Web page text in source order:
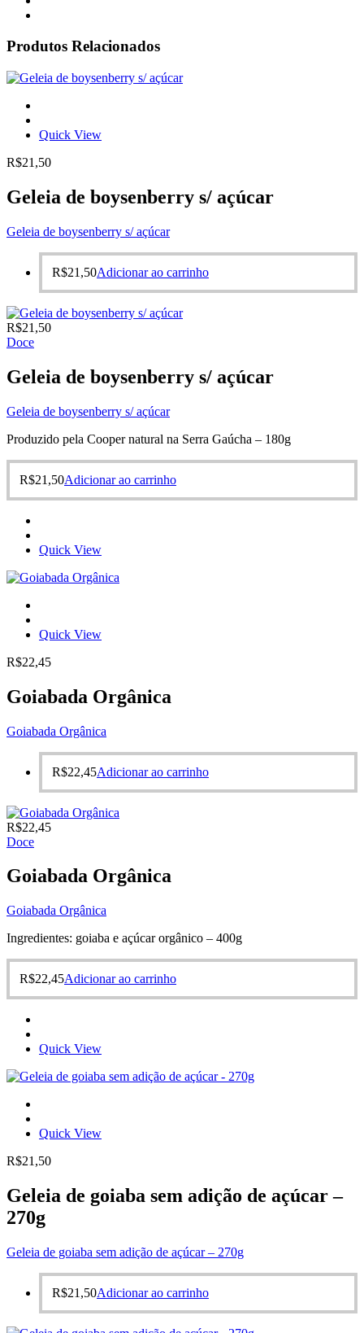
Produtos Relacionados
Quick View
R$21,50
Geleia de boysenberry s/ açúcar
Geleia de boysenberry s/ açúcar
R$21,50Adicionar ao carrinho
R$21,50
Doce
Geleia de boysenberry s/ açúcar
Geleia de boysenberry s/ açúcar
Produzido pela Cooper natural na Serra Gaúcha – 180g
R$21,50Adicionar ao carrinho
Quick View
Quick View
R$22,45
Goiabada Orgânica
Goiabada Orgânica
R$22,45Adicionar ao carrinho
R$22,45
Doce
Goiabada Orgânica
Goiabada Orgânica
Ingredientes: goiaba e açúcar orgânico – 400g
R$22,45Adicionar ao carrinho
Quick View
Quick View
R$21,50
Geleia de goiaba sem adição de açúcar –
270g
Geleia de goiaba sem adição de açúcar – 270g
R$21,50Adicionar ao carrinho